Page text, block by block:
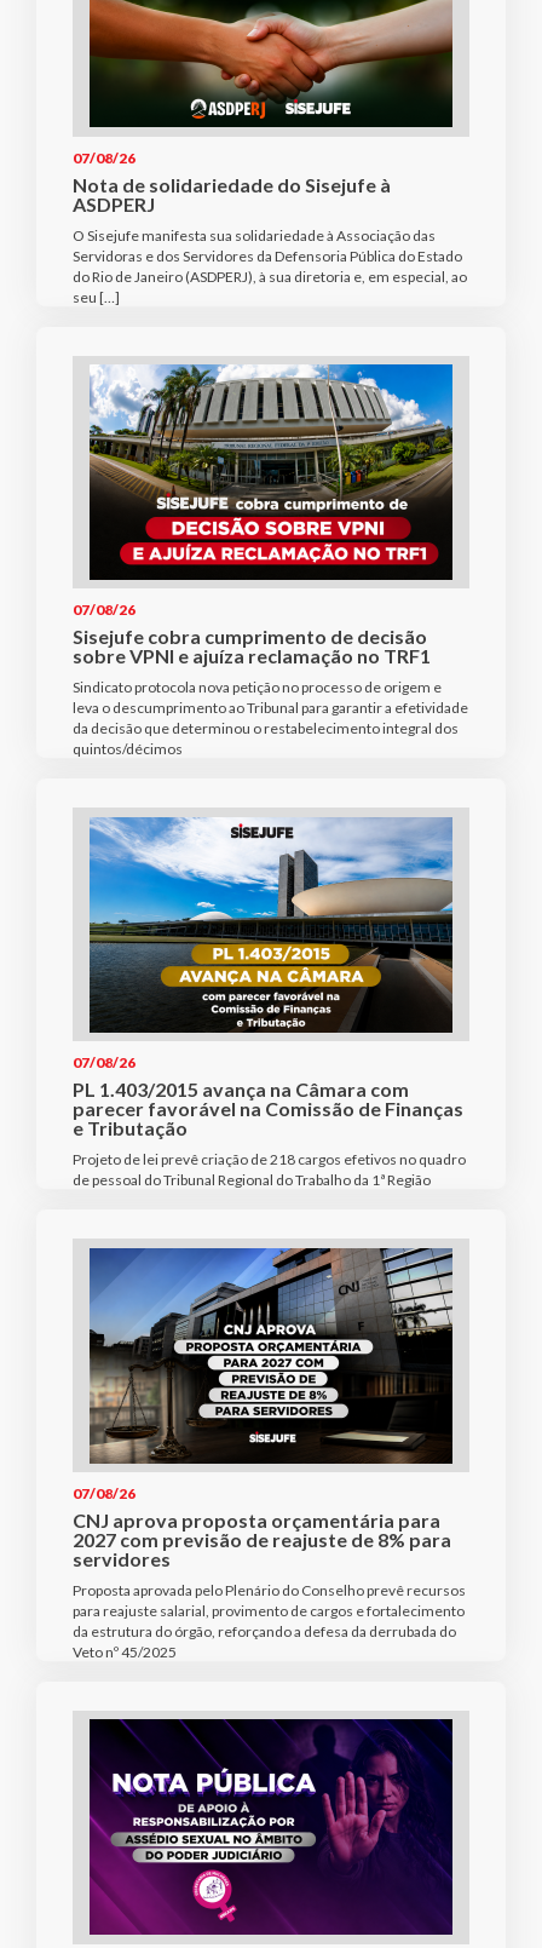
07/08/26
Nota de solidariedade do Sisejufe à
ASDPERJ
O Sisejufe manifesta sua solidariedade à Associação das
Servidoras e dos Servidores da Defensoria Pública do Estado
do Rio de Janeiro (ASDPERJ), à sua diretoria e, em especial, ao
seu […]
07/08/26
Sisejufe cobra cumprimento de decisão
sobre VPNI e ajuíza reclamação no TRF1
Sindicato protocola nova petição no processo de origem e
leva o descumprimento ao Tribunal para garantir a efetividade
da decisão que determinou o restabelecimento integral dos
quintos/décimos
07/08/26
PL 1.403/2015 avança na Câmara com
parecer favorável na Comissão de Finanças
e Tributação
Projeto de lei prevê criação de 218 cargos efetivos no quadro
de pessoal do Tribunal Regional do Trabalho da 1ª Região
07/08/26
CNJ aprova proposta orçamentária para
2027 com previsão de reajuste de 8% para
servidores
Proposta aprovada pelo Plenário do Conselho prevê recursos
para reajuste salarial, provimento de cargos e fortalecimento
da estrutura do órgão, reforçando a defesa da derrubada do
Veto nº 45/2025